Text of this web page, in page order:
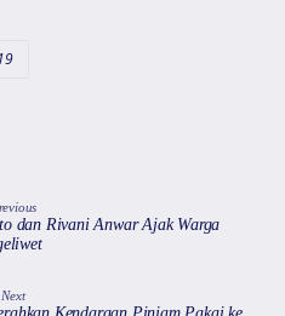
l
dan Rivani Anwar Ajak Warga
Next